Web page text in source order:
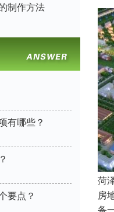
制作方法
有哪些？
要点？
菏
房